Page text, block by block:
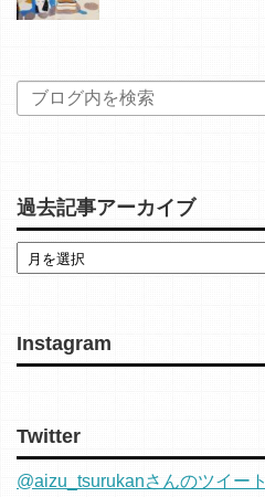
過去記事アーカイブ
Instagram
Twitter
@aizu_tsurukanさんのツイート